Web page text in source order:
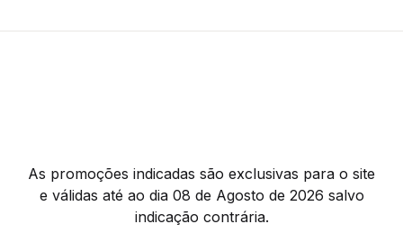
As promoções indicadas são exclusivas para o site
e válidas até ao dia 08 de Agosto de 2026 salvo
indicação contrária.